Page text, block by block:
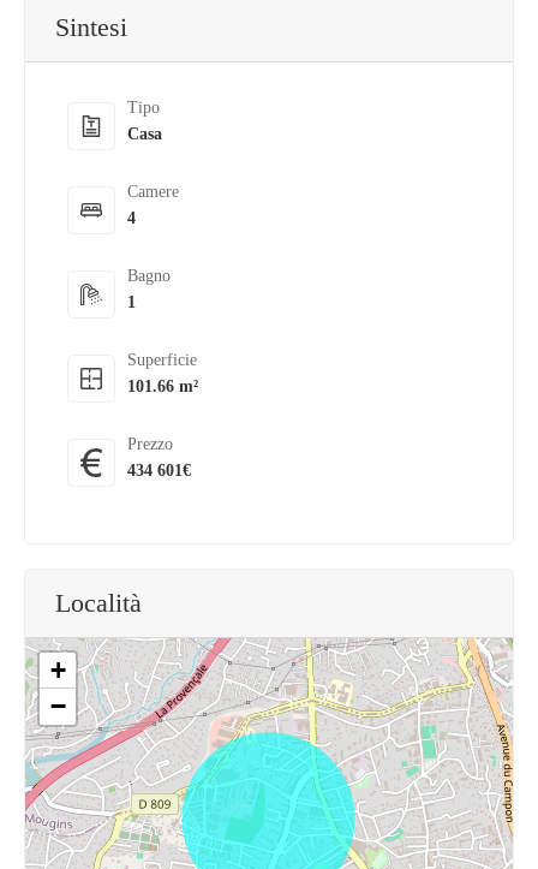
Sintesi
Tipo
Casa
Camere
4
Bagno
1
Superficie
101.66 m²
Prezzo
434 601€
Località
+
−